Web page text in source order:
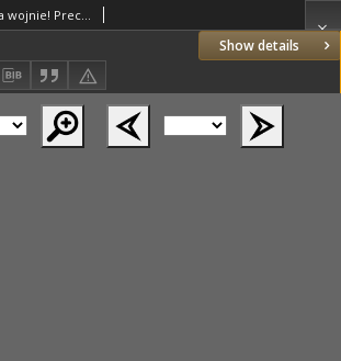
Show details
Na Pierwszy Maj! Wojna wojnie! Precz z absolutyzmem!